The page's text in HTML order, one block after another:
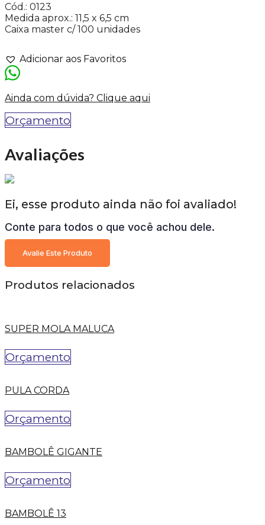
Cód.: 0123
Medida aprox.: 11,5 x 6,5 cm
Caixa master c/ 100 unidades
Adicionar aos Favoritos
Ainda com dúvida? Clique aqui
Orçamento
Avaliações
Ei, esse produto ainda não foi avaliado!
Conte para todos o que você achou dele.
Avalie Este Produto
Produtos relacionados
SUPER MOLA MALUCA
Orçamento
PULA CORDA
Orçamento
BAMBOLÊ GIGANTE
Orçamento
BAMBOLÊ 13